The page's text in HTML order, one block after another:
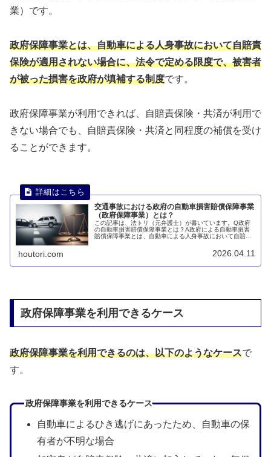
業）です。
政府保障事業とは、自動車による人身事故において自賠責
保険が適用されない場合に、法令で定める限度で、被害者
が被った損害を政府が填補する制度です。
政府保障事業が利用できれば、自賠責保険・共済が利用で
きない場合でも、自賠責保険・共済と同程度の補償を受け
ることができます。
交通事故における政府の自動車損害賠償保障事業
（政府保障事業）とは？
この記事は、法トリ（元弁護士）が書いています。Q政府
の自動車損害賠償保障事業とは？A政府による自動車損害
賠償保障事業とは、自動車による人身事故において自賠責
houtori.com 2026.04.11
政府保障事業を利用できるケース
政府保障事業を利用できるのは、以下のようなケースで
す。
政府保障事業を利用できるケース
自動車によるひき逃げにあったため、自動車の保
有者が不明な場合